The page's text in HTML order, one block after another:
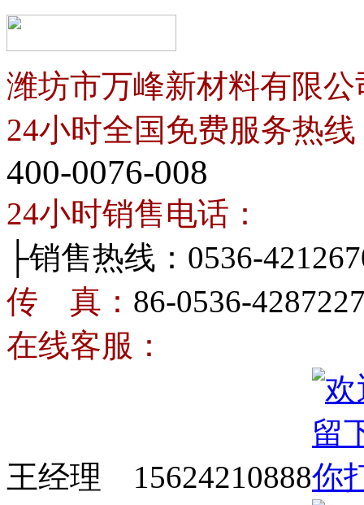
潍坊市万峰新材料有限公
24小时全国免费服务热线
400-0076-008
24小时销售电话：
├销售热线：0536-
传 真： 86-0536-
在线客服：
王经理 15624210888